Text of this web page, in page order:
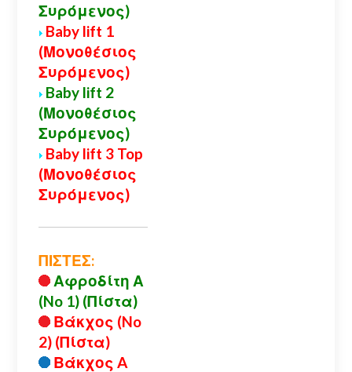
Συρόμενος)
Baby lift 1
(Μονοθέσιος
Συρόμενος)
Baby lift 2
(Μονοθέσιος
Συρόμενος)
Baby lift 3 Top
(Μονοθέσιος
Συρόμενος)
ΠΙΣΤΕΣ:
Αφροδίτη Α
(No 1) (Πίστα)
Βάκχος (No
2) (Πίστα)
Βάκχος A